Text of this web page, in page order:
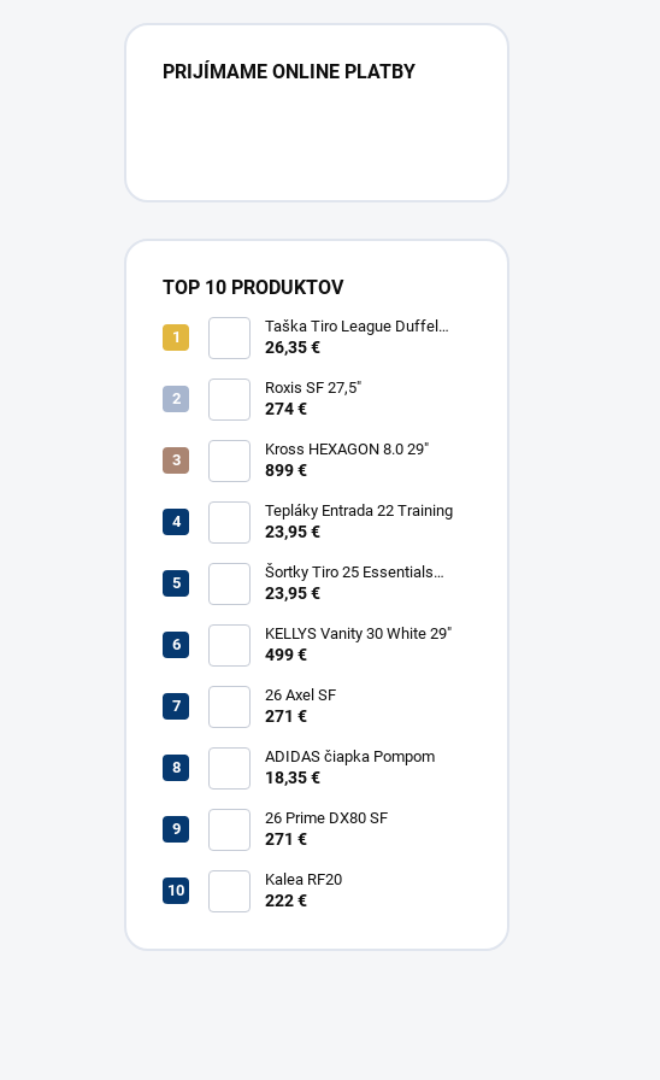
PRIJÍMAME ONLINE PLATBY
TOP 10 PRODUKTOV
Taška Tiro League Duffel
Small
26,35 €
Roxis SF 27,5"
274 €
Kross HEXAGON 8.0 29"
899 €
Tepláky Entrada 22 Training
23,95 €
Šortky Tiro 25 Essentials
Woven
23,95 €
KELLYS Vanity 30 White 29"
499 €
26 Axel SF
271 €
ADIDAS čiapka Pompom
18,35 €
26 Prime DX80 SF
271 €
Kalea RF20
222 €